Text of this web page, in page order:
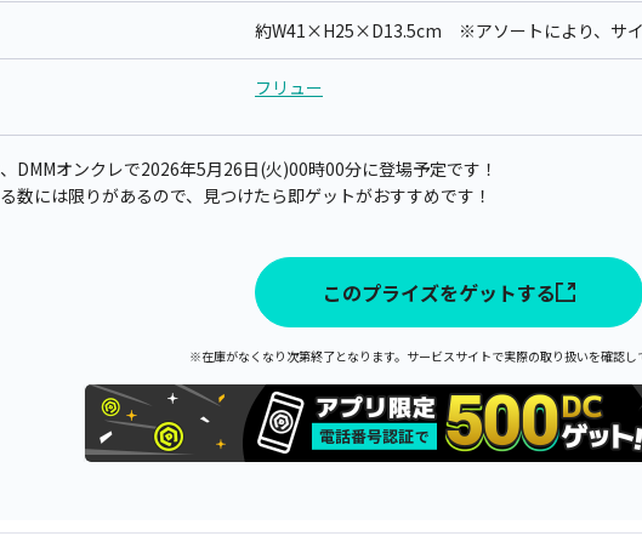
約W41×H25×D13.5cm ※アソートにより、サイ
フリュー
DMMオンクレで2026年5月26日(火)00時00分に登場予定です！
数には限りがあるので、見つけたら即ゲットがおすすめです！
このプライズをゲットする
※在庫がなくなり次第終了となります。サービスサイトで実際の取り扱いを確認し